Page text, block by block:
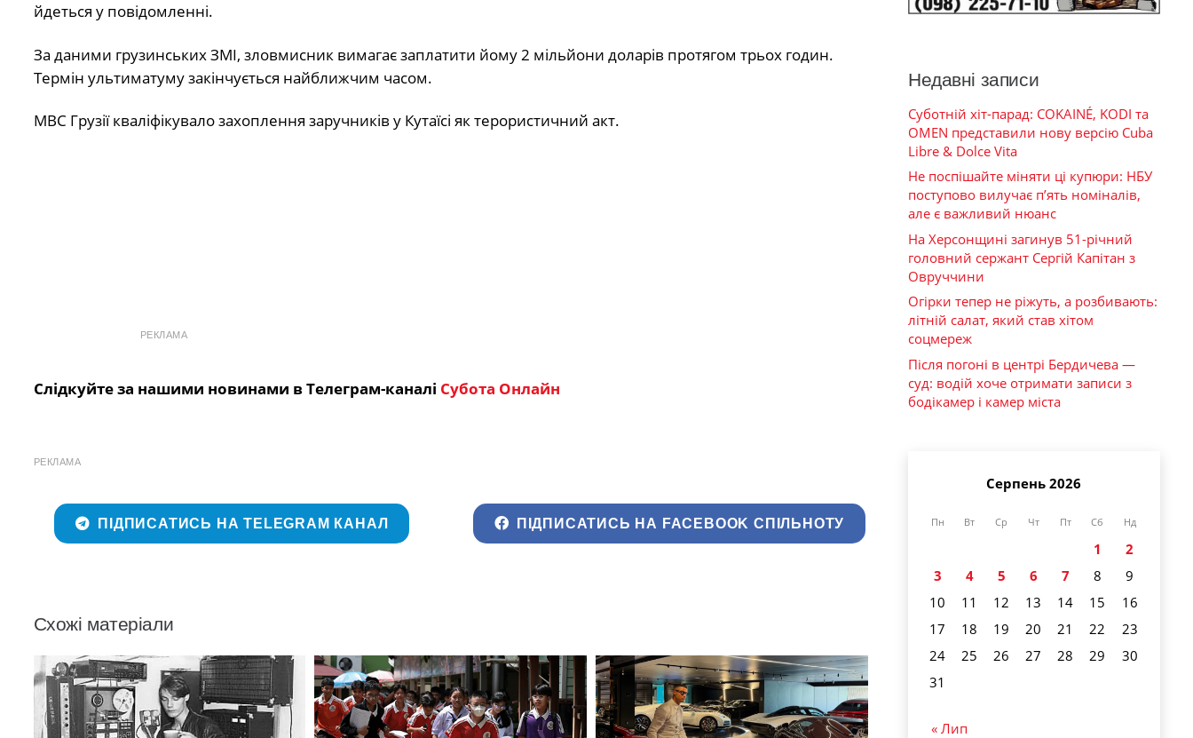
йдеться у повідомленні.
За даними грузинських ЗМІ, зловмисник вимагає заплатити йому 2 мільйони доларів протягом трьох годин.
Термін ультиматуму закінчується найближчим часом.
МВС Грузії кваліфікувало захоплення заручників у Кутаїсі як терористичний акт.
РЕКЛАМА
Слідкуйте за нашими новинами в Телеграм-каналі Субота Онлайн
РЕКЛАМА
ПІДПИСАТИСЬ НА TELEGRAM КАНАЛ ПІДПИСАТИСЬ НА FACEBOOK СПІЛЬНОТУ
Схожі матеріали
Недавні записи
Суботній хіт-парад: COKAINÉ, KODI та
OMEN представили нову версію Cuba
Libre & Dolce Vita
Не поспішайте міняти ці купюри: НБУ
поступово вилучає п’ять номіналів,
але є важливий нюанс
На Херсонщині загинув 51-річний
головний сержант Сергій Капітан з
Овруччини
Огірки тепер не ріжуть, а розбивають:
літній салат, який став хітом
соцмереж
Після погоні в центрі Бердичева —
суд: водій хоче отримати записи з
бодікамер і камер міста
Серпень 2026
Пн Вт Ср Чт Пт Сб Нд
1
2
3
4 5 6 7 8
9
10
11 12 13 14 15
16
17
18 19 20 21 22
23
24
25 26 27 28 29
30
31
« Лип